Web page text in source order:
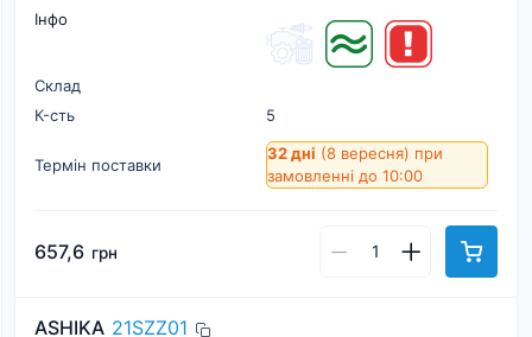
Інфо
Склад
К-cть
5
Термін поставки
32 дні (8 вересня) при
замовленні до 10:00
657,6 грн
ASHIKA 21SZZ01